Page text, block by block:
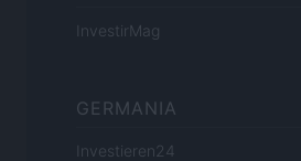
InvestirMag
GERMANIA
Investieren24